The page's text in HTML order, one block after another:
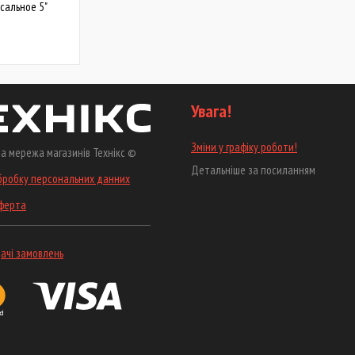
5"
мережа магазинів Технікс ©
персональних данних
замовлень
Увага!
Зміни у графіку роботи!
Детальніше за посиланням